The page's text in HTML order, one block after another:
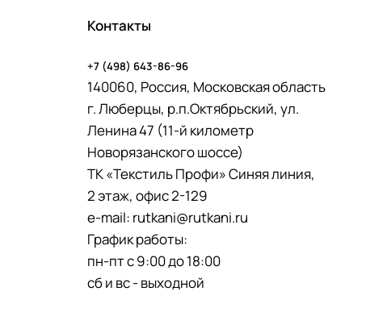
Контакты
+7 (498) 643-86-96
140060, Россия, Московская область
г. Люберцы, р.п.Октябрьский, ул.
Ленина 47 (11-й километр
Новорязанского шоссе)
ТК «Текстиль Профи» Синяя линия,
2 этаж, офис 2-129
e-mail: rutkani@rutkani.ru
График работы:
пн-пт с 9:00 до 18:00
сб и вс - выходной